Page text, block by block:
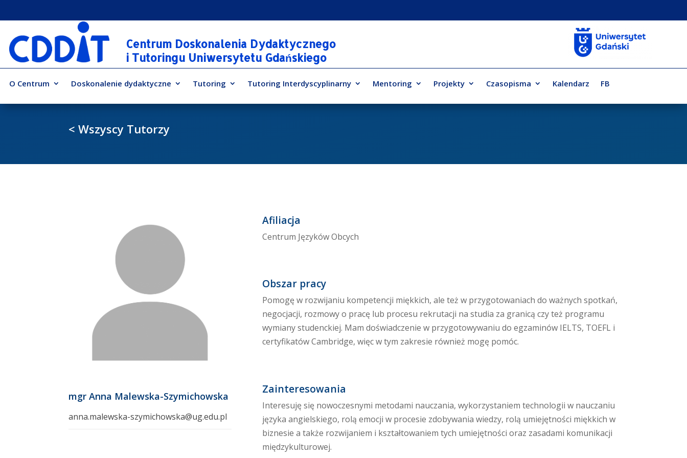
Centrum Doskonalenia Dydaktycznego
i Tutoringu Uniwersytetu Gdańskiego
O Centrum Doskonalenie dydaktyczne Tutoring Tutoring Interdyscyplinarny Mentoring Projekty Czasopisma Kalendarz FB
< Wszyscy Tutorzy
mgr Anna Malewska-Szymichowska
anna.malewska-szymichowska@ug.edu.pl
Afiliacja
Centrum Języków Obcych
Obszar pracy
Pomogę w rozwijaniu kompetencji miękkich, ale też w przygotowaniach do ważnych spotkań,
negocjacji, rozmowy o pracę lub procesu rekrutacji na studia za granicą czy też programu
wymiany studenckiej. Mam doświadczenie w przygotowywaniu do egzaminów IELTS, TOEFL i
certyfikatów Cambridge, więc w tym zakresie również mogę pomóc.
Zainteresowania
Interesuję się nowoczesnymi metodami nauczania, wykorzystaniem technologii w nauczaniu
języka angielskiego, rolą emocji w procesie zdobywania wiedzy, rolą umiejętności miękkich w
biznesie a także rozwijaniem i kształtowaniem tych umiejętności oraz zasadami komunikacji
międzykulturowej.